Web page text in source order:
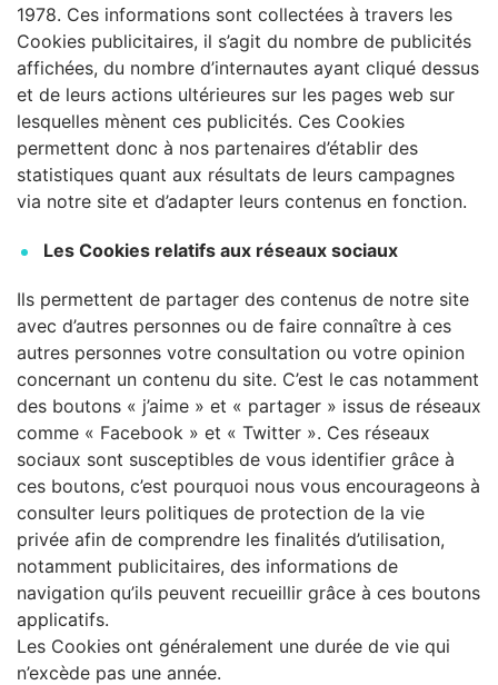
1978. Ces informations sont collectées à travers les
Cookies publicitaires, il s’agit du nombre de publicités
affichées, du nombre d’internautes ayant cliqué dessus
et de leurs actions ultérieures sur les pages web sur
lesquelles mènent ces publicités. Ces Cookies
permettent donc à nos partenaires d’établir des
statistiques quant aux résultats de leurs campagnes
via notre site et d’adapter leurs contenus en fonction.
Les Cookies relatifs aux réseaux sociaux
Ils permettent de partager des contenus de notre site
avec d’autres personnes ou de faire connaître à ces
autres personnes votre consultation ou votre opinion
concernant un contenu du site. C’est le cas notamment
des boutons « j’aime » et « partager » issus de réseaux
comme « Facebook » et « Twitter ». Ces réseaux
sociaux sont susceptibles de vous identifier grâce à
ces boutons, c’est pourquoi nous vous encourageons à
consulter leurs politiques de protection de la vie
privée afin de comprendre les finalités d’utilisation,
notamment publicitaires, des informations de
navigation qu’ils peuvent recueillir grâce à ces boutons
applicatifs.
Les Cookies ont généralement une durée de vie qui
n’excède pas une année.